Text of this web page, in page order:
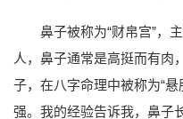
鼻子被称为“财帛宫”，
人，鼻子通常是高挺而有肉
子，在八字命理中被称为“
强。我的经验告诉我，鼻子